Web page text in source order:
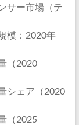
サー市場（テ
模：2020年
（2020
シェア（2020
（2025